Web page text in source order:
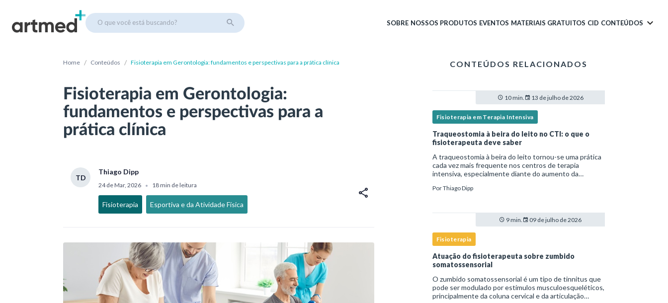
O que você está buscando? SOBRE NOSSOS PRODUTOS EVENTOS MATERIAIS GRATUITOS CID CONTEÚDOS
Home / Conteúdos / Fisioterapia em Gerontologia: fundamentos e perspectivas para a prática clínica
Fisioterapia em Gerontologia:
fundamentos e perspectivas para a
prática clínica
TD
Thiago Dipp
24 de Mar, 2026 • 18 min de leitura
Fisioterapia Esportiva e da Atividade Física
CONTEÚDOS RELACIONADOS
10 min. 13 de julho de 2026
Fisioterapia em Terapia Intensiva
Traqueostomia à beira do leito no CTI: o que o
fisioterapeuta deve saber
A traqueostomia à beira do leito tornou-se uma prática
cada vez mais frequente nos centros de terapia
intensiva, especialmente diante do aumento da
de ventilação mecânica prolongada.Nesse cenário,
PorThiago Dipp
9 min. 09 de julho de 2026
Fisioterapia
Atuação do fisioterapeuta sobre zumbido
somatossensorial
O zumbido somatossensorial é um tipo de tinnitus que
pode ser modulado por estímulos musculoesqueléticos,
principalmente da coluna cervical e da articulação